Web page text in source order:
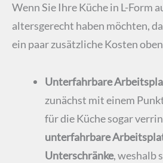
Wenn Sie Ihre Küche in L-Form
altersgerecht haben möchten,
ein paar zusätzliche Kosten
Unterfahrbare
zunächst mit einem
für die Küche sogar
unterfahrbare
Unterschränke, weshalb